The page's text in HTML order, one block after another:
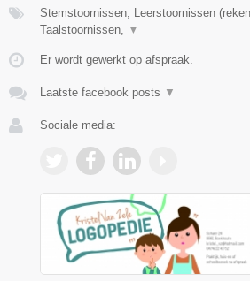
Stemstoornissen, Leerstoornissen
Taalstoornissen, ▼
Er wordt gewerkt op afspraak.
Laatste facebook posts ▼
Sociale media: